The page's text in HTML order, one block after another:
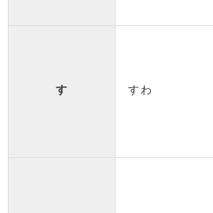
す すわ